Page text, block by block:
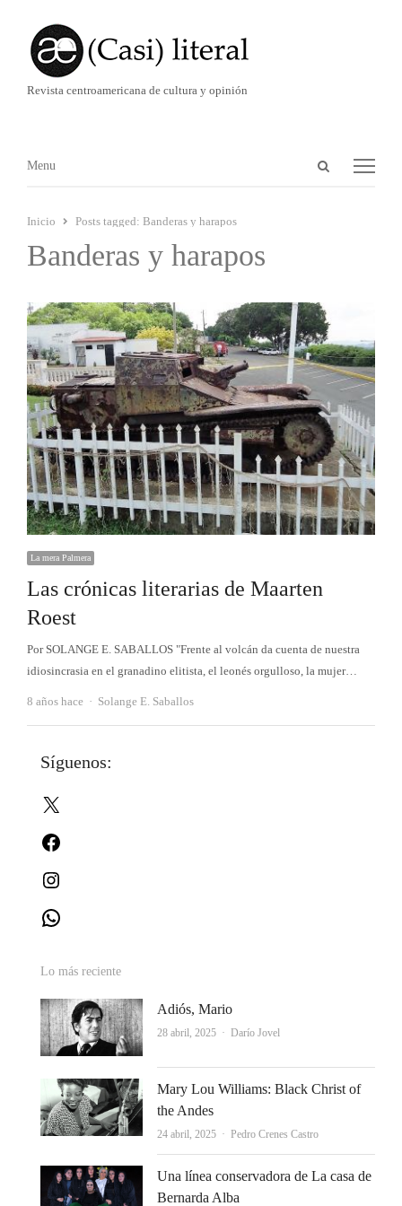
Revista centroamericana de cultura y opinión
Abrir
Menú
Menu
Inicio Posts tagged: Banderas y harapos
Banderas y harapos
La mera Palmera
Las crónicas literarias de Maarten
Roest
Por SOLANGE E. SABALLOS "Frente al volcán da cuenta de nuestra
idiosincrasia en el granadino elitista, el leonés orgulloso, la mujer…
8 años hace Autor
Solange E. Saballos
Síguenos:
Lo más reciente
Adiós, Mario
28 abril, 2025 Autor
Darío Jovel
Mary Lou Williams: Black Christ of
the Andes
24 abril, 2025 Autor
Pedro Crenes Castro
Una línea conservadora de La casa de
Bernarda Alba